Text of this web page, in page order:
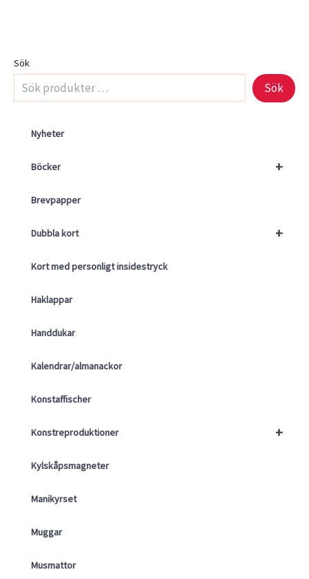
Sök
Sök
Nyheter
+
Böcker
Brevpapper
+
Dubbla kort
Kort med personligt insidestryck
Haklappar
Handdukar
Kalendrar/almanackor
Konstaffischer
+
Konstreproduktioner
Kylskåpsmagneter
Manikyrset
Muggar
Musmattor